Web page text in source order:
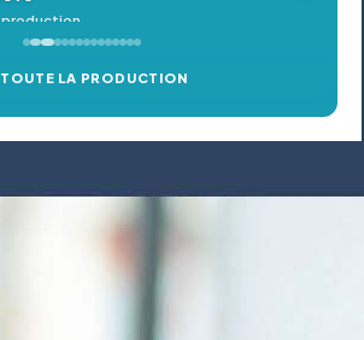
TOUTE LA PRODUCTION